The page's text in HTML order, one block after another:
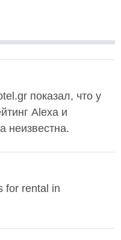
показал, что у
Alexa и
неизвестна.
for rental in